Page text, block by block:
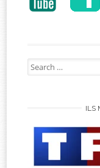
Search
for:
ILS